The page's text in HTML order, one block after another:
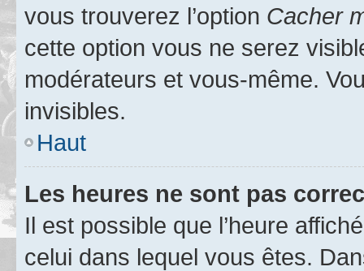
vous trouverez l’option Cacher
cette option vous ne serez
modérateurs et vous-même.
invisibles.
Haut
Les heures ne sont pas
Il est possible que l’heure
celui dans lequel vous êtes.